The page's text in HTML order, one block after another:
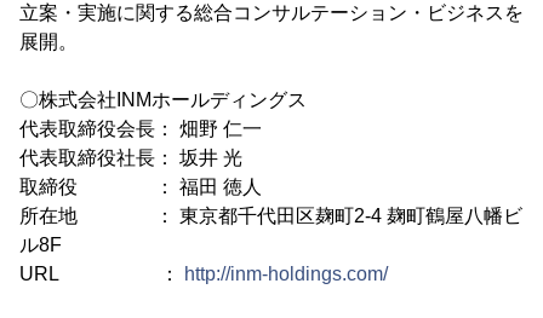
立案・実施に関する総合コンサルテーション・ビジネスを
展開。
〇株式会社INMホールディングス
代表取締役会長： 畑野 仁一
代表取締役社長： 坂井 光
取締役 ： 福田 徳人
所在地 ： 東京都千代田区麹町2-4 麹町鶴屋八幡ビ
ル8F
URL ：
http://inm-holdings.com/